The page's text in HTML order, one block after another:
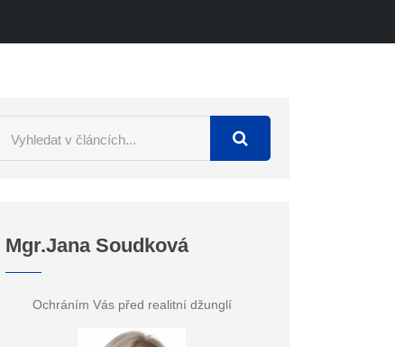
Mgr.Jana Soudková
Ochráním Vás před realitní džunglí